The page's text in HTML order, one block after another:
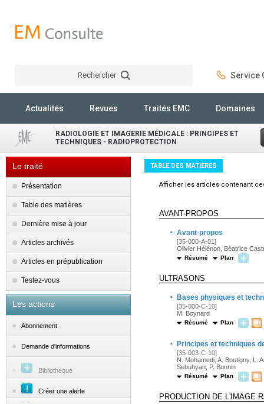
Rechercher Service
Actualités Revues Traités EMC Domaines
RADIOLOGIE ET IMAGERIE MÉDICALE : PRINCIPES ET
TECHNIQUES - RADIOPROTECTION
Le traité
Présentation
Table des matières
Dernière mise à jour
Articles archivés
Articles en prépublication
Testez-vous
Les actions
Abonnement
Demande d'informations
Bibliothèque
Créer une alerte
TABLE DES MATIÈRES
Afficher les articles contenant
AVANT-PROPOS
· Avant-propos
[35-000-A-01]
Olivier Hélénon, Béatrice
Résumé Plan
ULTRASONS
· Bases physiques et
[35-000-C-10]
M. Boynard
Résumé Plan
· Principes et techniques
[35-003-C-10]
N. Mohamedi, A. Boutigny, L.
Sebuhyan, P. Bonnin
Résumé Plan
PRODUCTION DE L'IMAGE